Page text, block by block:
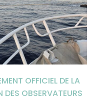
OFFICIEL DE LA
OBSERVATEURS